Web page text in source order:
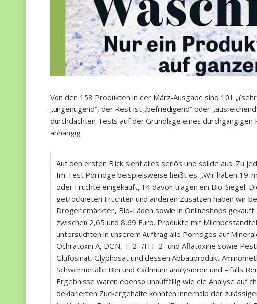
Von den 158 Produkten in der März-Ausgabe sind 101
„ungenügend“, der Rest ist „befriedigend“ oder
durchdachten Tests auf der Grundlage eines
abhängig.
Auf den ersten Blick sieht alles seriös und solide aus. Zu
Im Test Porridge beispielsweise heißt es: „Wir haben 19-
oder Früchte eingekauft, 14 davon tragen ein Bio-Siegel.
getrockneten Früchten und anderen Zusätzen haben wir
Drogeriemärkten, Bio-Läden sowie in Onlineshops
zwischen 2,65 und 8,69 Euro. Produkte mit
untersuchten in unserem Auftrag alle Porridges auf
Ochratoxin A, DON, T-2 -/HT-2- und Aflatoxine sowie
Glufosinat, Glyphosat und dessen Abbauprodukt
Schwermetalle Blei und Cadmium analysieren und – falls
Ergebnisse waren ebenso unauffällig wie die Analyse auf
deklarierten Zuckergehalte konnten innerhalb der